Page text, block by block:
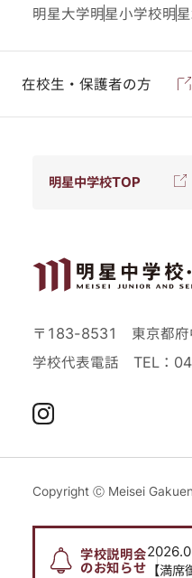
明星大学明星小学校明
在校生・保護者の方
明星中学校TOP
〒183-8531 東京都府
学校代表電話 TEL：
Instagram
Copyright Ⓒ Meisei Gakuen
学校説明会
のお知らせ
等学校説明会
【満席御